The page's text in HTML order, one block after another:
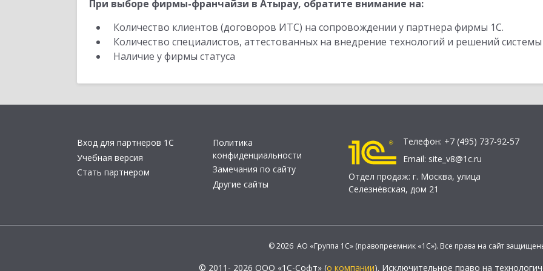
При выборе фирмы-франчайзи в Атырау, обратите внимание на:
Количество клиентов (договоров ИТС) на сопровождении у партнера фирмы 1С.
Количество специалистов, аттестованных на внедрение технологий и решений
Наличие у фирмы статуса
Вход для партнеров 1С
Учебная версия
Стать партнером
Политика
конфиденциальности
Замечания по сайту
Другие сайты
Телефон: +7 (495) 737-92-57
Email: site_v8@1c.ru
Отдел продаж: г. Москва, улица
Селезнёвская, дом 21
© 2026 АО «Группа 1С» (правопреемник «1С»). Все права на сайт
© 2011- 2026 ООО «1С-Софт» (о компании). Исключительное право на